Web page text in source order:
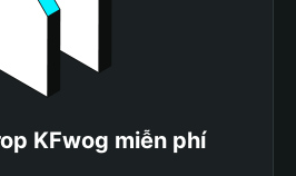
KFwog miễn phí